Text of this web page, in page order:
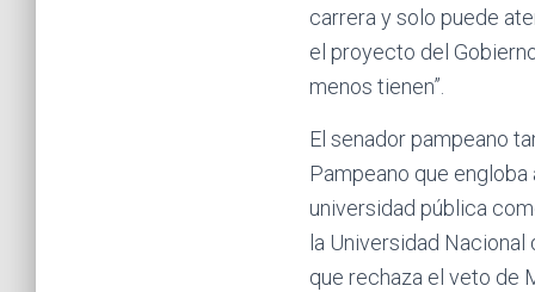
carrera y solo puede
el proyecto del
menos tienen”.
El senador pampeano
Pampeano que
universidad pública
la Universidad
que rechaza el veto de